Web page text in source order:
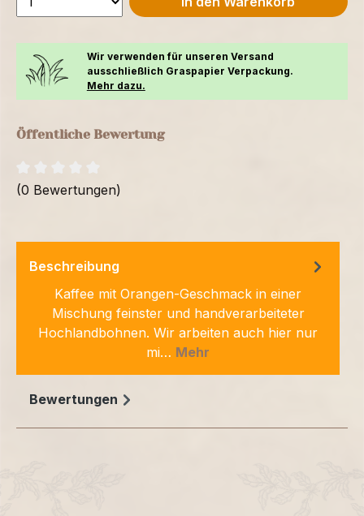
Wir verwenden für unseren Versand
ausschließlich Graspapier Verpackung.
Mehr dazu.
Öffentliche Bewertung
(0 Bewertungen)
Beschreibung
Kaffee mit Orangen-Geschmack in einer
Mischung feinster und handverarbeiteter
Hochlandbohnen. Wir arbeiten auch hier nur
mi… Mehr
Bewertungen